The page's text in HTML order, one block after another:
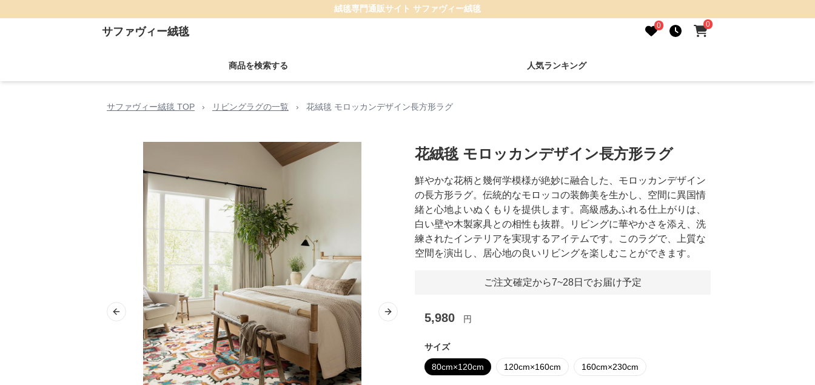
絨毯専門通販サイト サファヴィー絨毯
サファヴィー絨毯 0 0
商品を検索する 人気ランキング
サファヴィー絨毯 TOP › リビングラグの一覧 › 花絨毯 モロッカンデザイン長方形ラグ
Previous slide Next slide
花絨毯 モロッカンデザイン長方形ラグ
鮮やかな花柄と幾何学模様が絶妙に融合した、モロッカンデザイン
の長方形ラグ。伝統的なモロッコの装飾美を生かし、空間に異国情
緒と心地よいぬくもりを提供します。高級感あふれる仕上がりは、
白い壁や木製家具との相性も抜群。リビングに華やかさを添え、洗
練されたインテリアを実現するアイテムです。このラグで、上質な
空間を演出し、居心地の良いリビングを楽しむことができます。
ご注文確定から7~28日でお届け予定
5,980 円
サイズ
80cm×120cm 120cm×160cm 160cm×230cm